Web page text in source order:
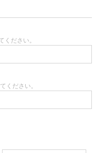
ださい。
ください。